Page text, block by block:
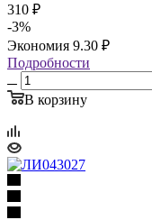
310 ₽
-3%
Экономия 9.30 ₽
Подробности
В корзину